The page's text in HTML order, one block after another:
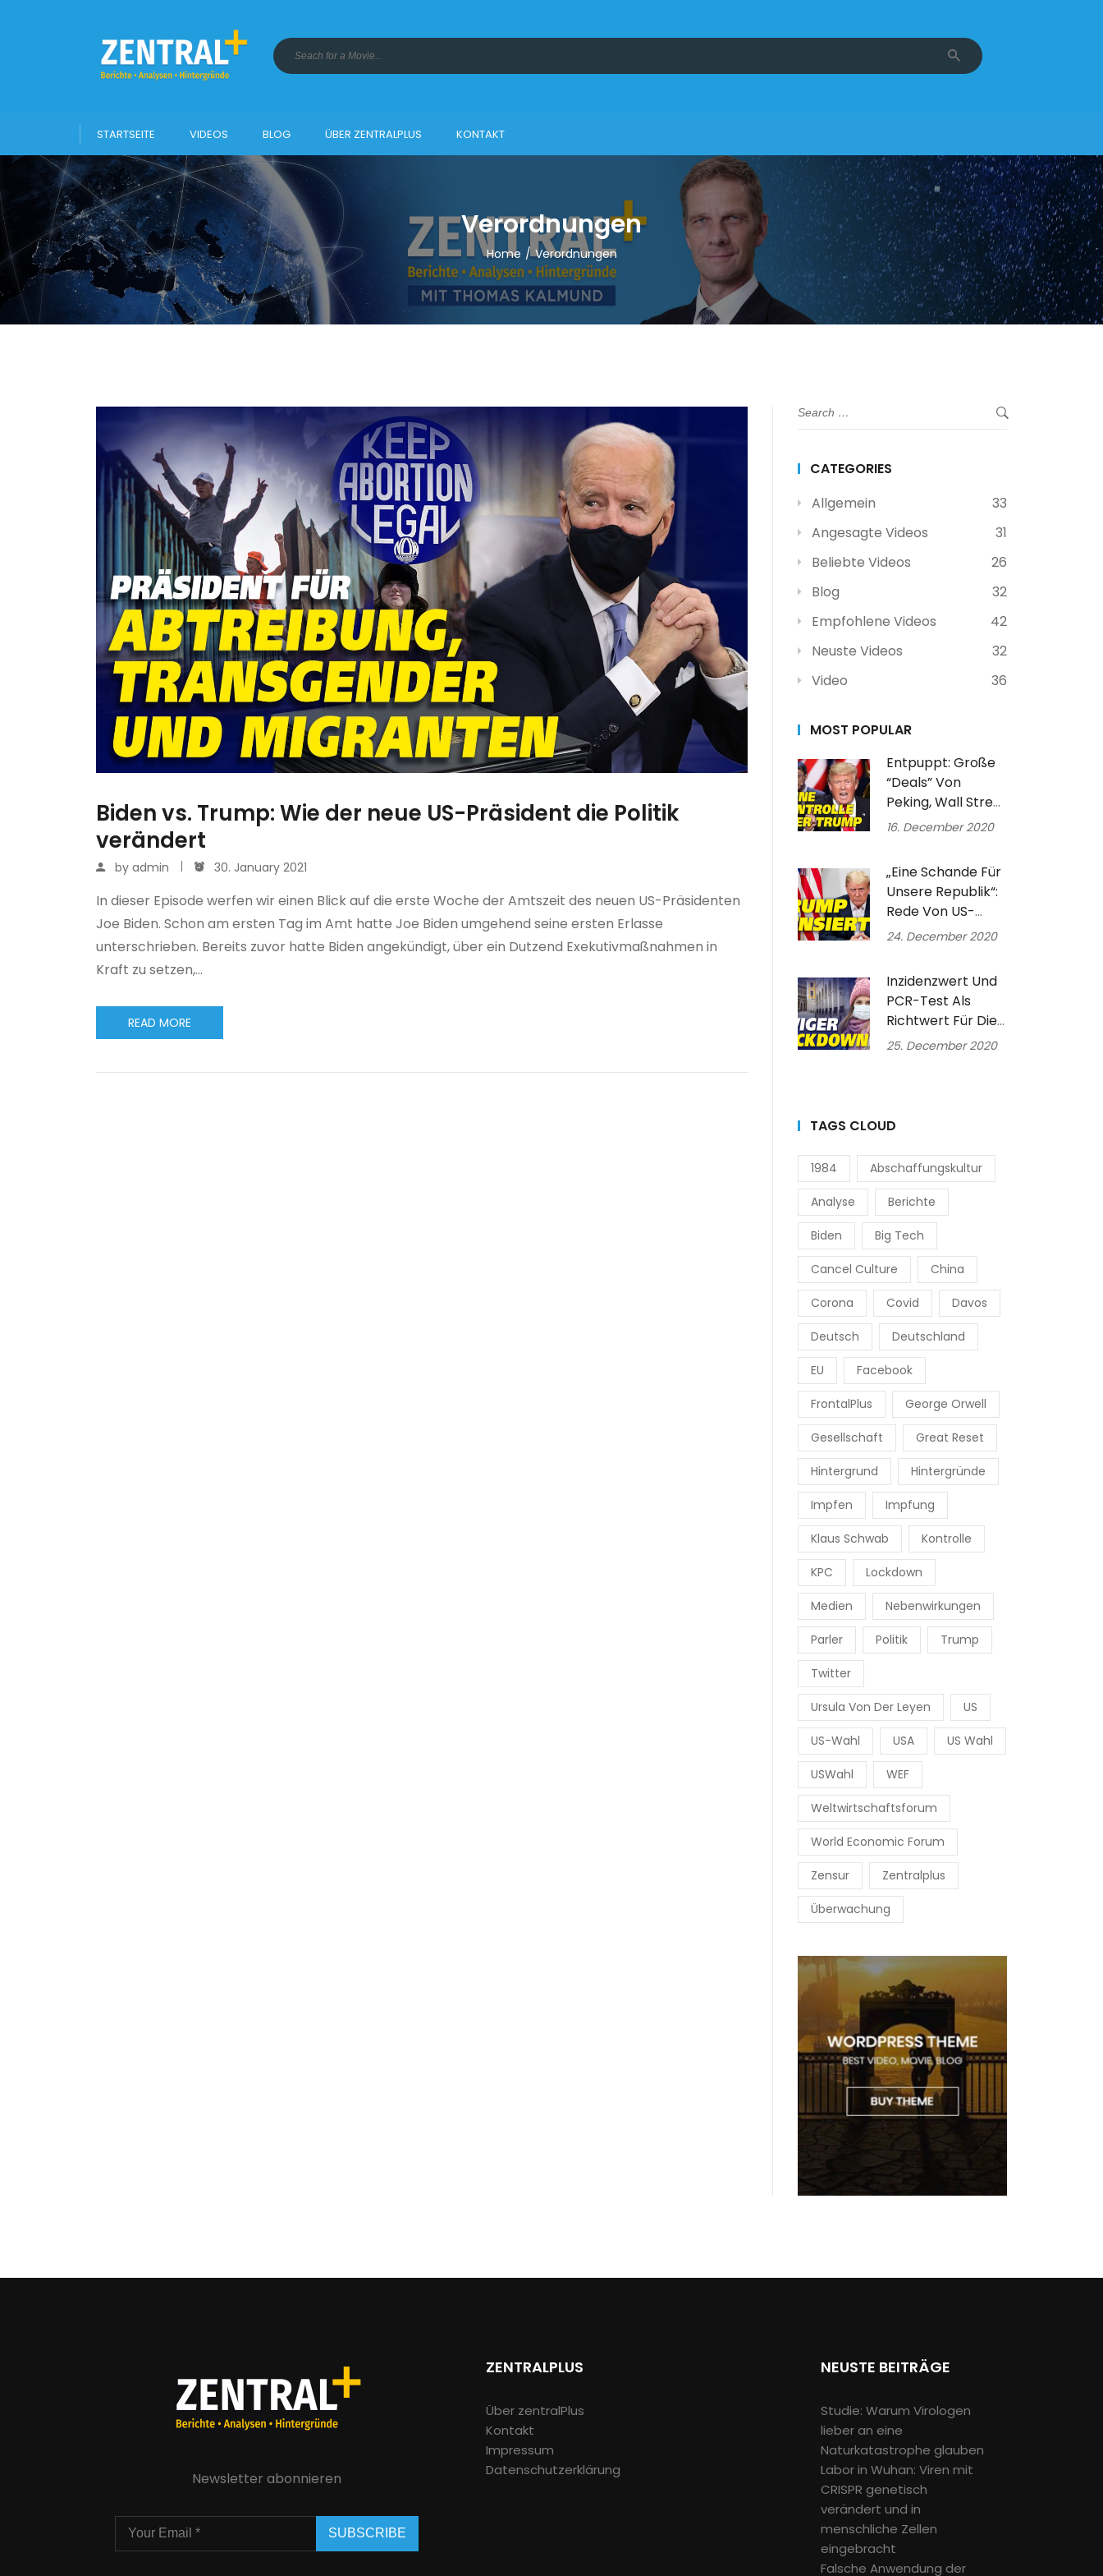
STARTSEITE VIDEOS BLOG ÜBER ZENTRALPLUS KONTAKT
Verordnungen
Home / Verordnungen
Biden vs. Trump: Wie der neue US-Präsident die Politik
verändert
by admin 30. January 2021
In dieser Episode werfen wir einen Blick auf die erste Woche der Amtszeit des neuen US-Präsidenten
Joe Biden. Schon am ersten Tag im Amt hatte Joe Biden umgehend seine ersten Erlasse
unterschrieben. Bereits zuvor hatte Biden angekündigt, über ein Dutzend Exekutivmaßnahmen in
Kraft zu setzen,…
READ MORE
CATEGORIES
Allgemein
33
Angesagte Videos
31
Beliebte Videos
26
Blog
32
Empfohlene Videos
42
Neuste Videos
32
Video
36
MOST POPULAR
Entpuppt: Große
“Deals” Von
Peking, Wall Street
Und Biden | Trump
16. December 2020
„Eine Schande Für
Unsere Republik“:
Rede Von US-
Präsident Donald
Wurde
24. December 2020
Inzidenzwert Und
PCR-Test Als
Richtwert Für Die
Coronapolitik?
25. December 2020
TAGS CLOUD
1984 Abschaffungskultur
Analyse Berichte
Biden Big Tech
Cancel Culture China
Corona Covid Davos
Deutsch Deutschland
EU Facebook
FrontalPlus George Orwell
Gesellschaft Great Reset
Hintergrund Hintergründe
Impfen Impfung
Klaus Schwab Kontrolle
KPC Lockdown
Medien Nebenwirkungen
Parler Politik Trump
Twitter
Ursula Von Der Leyen US
US-Wahl USA US Wahl
USWahl WEF
Weltwirtschaftsforum
World Economic Forum
Zensur Zentralplus
Überwachung
Newsletter abonnieren
SUBSCRIBE
ZENTRALPLUS
Über zentralPlus
Kontakt
Impressum
Datenschutzerklärung
NEUSTE BEITRÄGE
Studie: Warum Virologen
lieber an eine
Naturkatastrophe glauben
Labor in Wuhan: Viren mit
CRISPR genetisch
verändert und in
menschliche Zellen
eingebracht
Falsche Anwendung der